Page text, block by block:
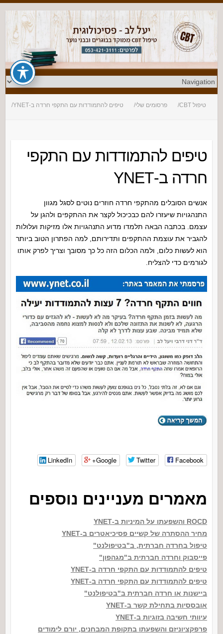
טיפול CBT פרסומים שלי טיפים להתמודדות עם התקפי חרדה ב-YNET
טיפים להתמודדות עם התקפי
חרדה ב-YNET
אנשים הסובלים מהתקפי חרדה חוזרים נוטים לסגל מגוון
התנהגויות שיעזרו להם כבכיכול לקצר את ההתקפים ולהגן על
עצמם. בכתבה הבאה תלמדו מדוע התנהגויות אלו מזיקות ועלולות
להגביר את עוצמת ההתקפים ותדירותם, למה הפתרון הטוב ביותר
הוא לעשות כלום, ולמה הכלום הזה כל כך מסובך וצריך לפרק אותו
לגורמים כדי להצליח.
Facebook
Twitter
Google+
LinkedIn
מאמרים מעניינים נוספים
ROCD והשפעתו על המיניות ב-YNET
מחיר ההסתרה של קשיים פסיכיאטרים ב-YNET
טיפול בחרדה חברתית, ב"בטיפולנט"
פייסבוק וחרדה חברתית ב"מגהפון"
טיפים להתמודדות עם התקפי חרדה ב-YNET
טיפים להתמודדות עם התקפי חרדה ב-YNET
ביישנות או חרדה חברתית ב"בטיפולנט"
אובססיות בתחילת קשר ב-YNET
עיוותי חשיבה בזוגיות ב-YNET
פרפקציוניזם והשפעתו בתקופת המבחנים, יורם לימודים